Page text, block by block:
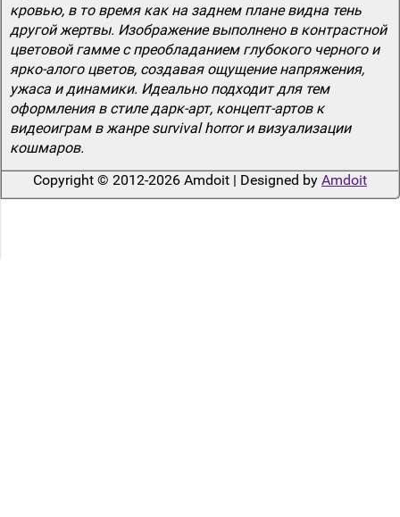
кровью, в то время как на заднем плане видна тень
другой жертвы. Изображение выполнено в контрастной
цветовой гамме с преобладанием глубокого черного и
ярко-алого цветов, создавая ощущение напряжения,
ужаса и динамики. Идеально подходит для тем
оформления в стиле дарк-арт, концепт-артов к
видеоиграм в жанре survival horror и визуализации
кошмаров.
Copyright © 2012-2026 Amdoit | Designed by Amdoit